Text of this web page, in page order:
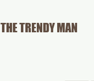
THE TRENDY MAN